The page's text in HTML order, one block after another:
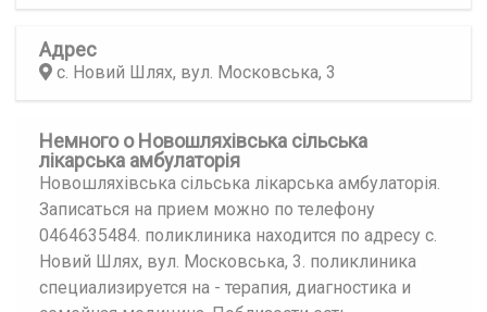
Адрес
с. Новий Шлях, вул. Московська, 3
Немного о Новошляхівська сільська
лікарська амбулаторія
Новошляхівська сільська лікарська амбулаторія.
Записаться на прием можно по телефону
0464635484. поликлиника находится по адресу с.
Новий Шлях, вул. Московська, 3. поликлиника
специализируется на - терапия, диагностика и